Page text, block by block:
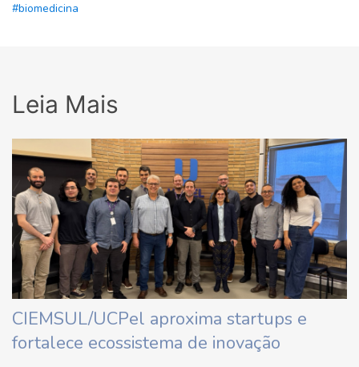
#biomedicina
Leia Mais
CIEMSUL/UCPel aproxima startups e
fortalece ecossistema de inovação